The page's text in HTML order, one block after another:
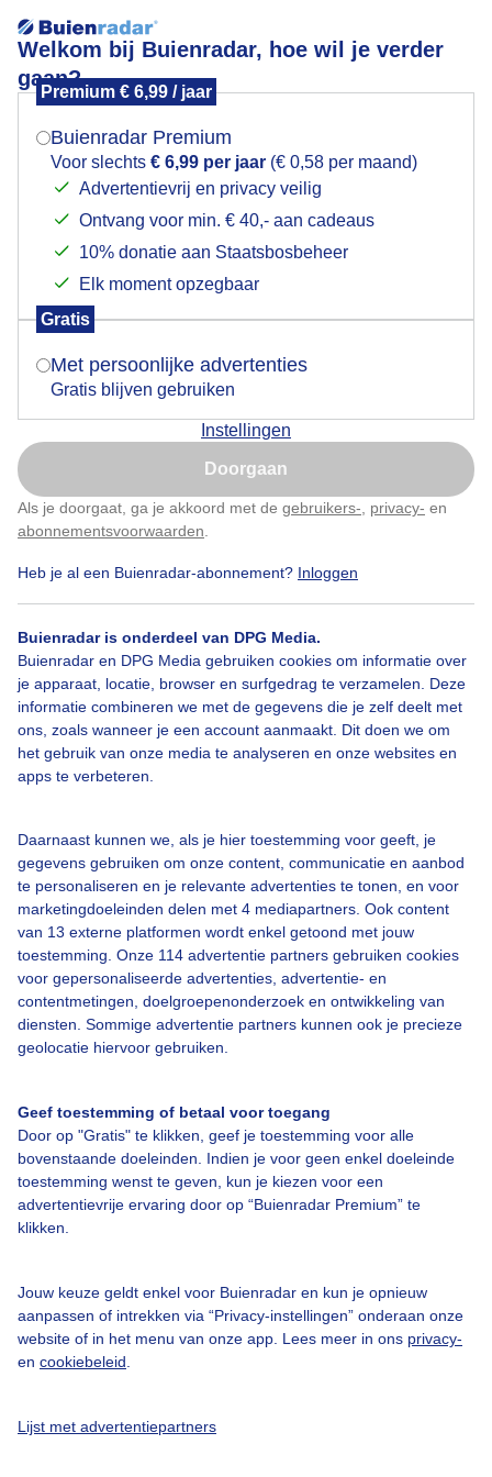
Welkom bij Buienradar, hoe wil je verder
gaan?
Premium € 6,99 / jaar
Buienradar Premium
Voor slechts € 6,99 per jaar (€ 0,58 per maand)
Advertentievrij en privacy veilig
Ontvang voor min. € 40,- aan cadeaus
10% donatie aan Staatsbosbeheer
Elk moment opzegbaar
Gratis
Met persoonlijke advertenties
Gratis blijven gebruiken
Instellingen
Doorgaan
Als je doorgaat, ga je akkoord met de gebruikers- privacy- en
abonnementsvoorwaarden
Heb je al een Buienradar-abonnement? Inloggen
Buienradar is onderdeel van DPG Media.
Buienradar en DPG Media gebruiken cookies om informatie over
je apparaat, locatie, browser en surfgedrag te verzamelen. Deze
informatie combineren we met de gegevens die je zelf deelt met
ons, zoals wanneer je een account aanmaakt. Dit doen we om
het gebruik van onze media te analyseren en onze websites en
apps te verbeteren.
Daarnaast kunnen we, als je hier toestemming voor geeft, je
gegevens gebruiken om onze content, communicatie en aanbod
te personaliseren en je relevante advertenties te tonen, en voor
marketingdoeleinden delen met 4 mediapartners. Ook content
van 13 externe platformen wordt enkel getoond met jouw
toestemming. Onze 114 advertentie partners gebruiken cookies
voor gepersonaliseerde advertenties, advertentie- en
contentmetingen, doelgroepenonderzoek en ontwikkeling van
diensten. Sommige advertentie partners kunnen ook je precieze
geolocatie hiervoor gebruiken.
Geef toestemming of betaal voor toegang
Door op "Gratis" te klikken, geef je toestemming voor alle
bovenstaande doeleinden. Indien je voor geen enkel doeleinde
toestemming wenst te geven, kun je kiezen voor een
advertentievrije ervaring door op “Buienradar Premium” te
klikken.
Jouw keuze geldt enkel voor Buienradar en kun je opnieuw
aanpassen of intrekken via “Privacy-instellingen” onderaan onze
website of in het menu van onze app. Lees meer in ons privacy-
en cookiebeleid
Lijst met advertentiepartners
Herfst kleuren
Door: John Dalhuijsen Gemaakt: 07-10-2025, 25x bekeken
Herfst
Bekijk slideshow
Over Buienradar
Bedrijfsgegevens
Contact
Toegankelijkheid
Gebruikersvoorwaarden
Adverteren
Privacy beleid
Cookie beleid
Mogen we je locatie gebruiken voor het
Indien je hier nog geen akkoord op hebt gegeven,
verschijnt er zo een pop-up uit je browser waarin
Is goed, toon de popup
Nu niet, misschien later
Klik hierom dit aan te passen